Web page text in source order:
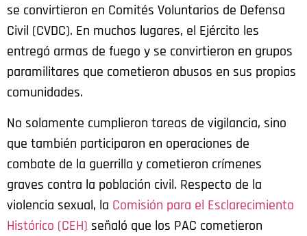
se convirtieron en Comités Voluntarios de Defensa
Civil (CVDC). En muchos lugares, el Ejército les
entregó armas de fuego y se convirtieron en grupos
paramilitares que cometieron abusos en sus propias
comunidades.
No solamente cumplieron tareas de vigilancia, sino
que también participaron en operaciones de
combate de la guerrilla y cometieron crímenes
graves contra la población civil. Respecto de la
violencia sexual, la Comisión para el Esclarecimiento
Histórico (CEH) señaló que los PAC cometieron